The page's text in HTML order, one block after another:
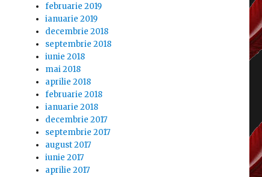
februarie 2019
ianuarie 2019
decembrie 2018
septembrie 2018
iunie 2018
mai 2018
aprilie 2018
februarie 2018
ianuarie 2018
decembrie 2017
septembrie 2017
august 2017
iunie 2017
aprilie 2017